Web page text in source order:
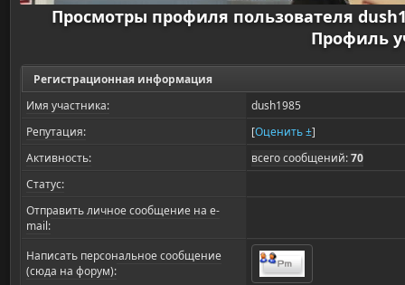
Просмотры профиля пользователя
Профиль
Регистрационная информация
Имя участника:
dush1985
Репутация:
[Оценить ±]
Активность:
всего сообщений:70
Статус:
Отправить личное сообщение на e-
mail:
Написать персональное сообщение
(сюда на форум):